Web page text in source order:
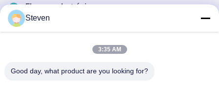
El correo electrónico
steven@winley-electric.com
Suscríbete a nuestro boletín para obtener descuentos y más.
Steven
3:35 AM
Good day, what product are you looking for?